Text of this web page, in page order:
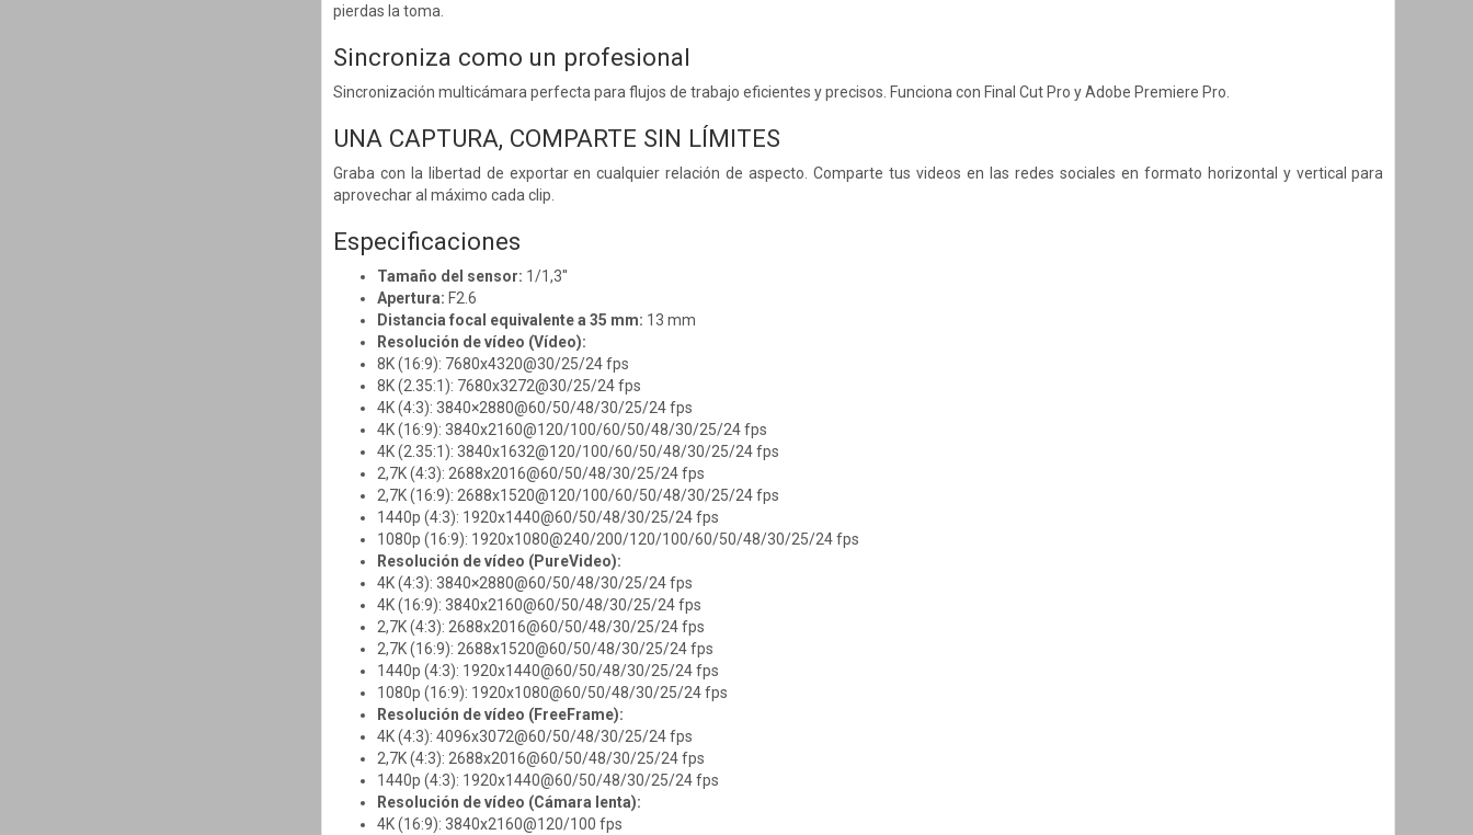
pierdas la toma.
Sincroniza como un profesional
Sincronización multicámara perfecta para flujos de trabajo eficientes y precisos. Funciona con Final Cut Pro y Adobe Premiere Pro.
UNA CAPTURA, COMPARTE SIN LÍMITES
Graba con la libertad de exportar en cualquier relación de aspecto. Comparte tus videos en las redes sociales en formato horizontal y vertical para
aprovechar al máximo cada clip.
Especificaciones
Tamaño del sensor: 1/1,3''
Apertura: F2.6
Distancia focal equivalente a 35 mm: 13 mm
Resolución de vídeo (Vídeo):
8K (16:9): 7680x4320@30/25/24 fps
8K (2.35:1): 7680x3272@30/25/24 fps
4K (4:3): 3840×2880@60/50/48/30/25/24 fps
4K (16:9): 3840x2160@120/100/60/50/48/30/25/24 fps
4K (2.35:1): 3840x1632@120/100/60/50/48/30/25/24 fps
2,7K (4:3): 2688x2016@60/50/48/30/25/24 fps
2,7K (16:9): 2688x1520@120/100/60/50/48/30/25/24 fps
1440p (4:3): 1920x1440@60/50/48/30/25/24 fps
1080p (16:9): 1920x1080@240/200/120/100/60/50/48/30/25/24 fps
Resolución de vídeo (PureVideo):
4K (4:3): 3840×2880@60/50/48/30/25/24 fps
4K (16:9): 3840x2160@60/50/48/30/25/24 fps
2,7K (4:3): 2688x2016@60/50/48/30/25/24 fps
2,7K (16:9): 2688x1520@60/50/48/30/25/24 fps
1440p (4:3): 1920x1440@60/50/48/30/25/24 fps
1080p (16:9): 1920x1080@60/50/48/30/25/24 fps
Resolución de vídeo (FreeFrame):
4K (4:3): 4096x3072@60/50/48/30/25/24 fps
2,7K (4:3): 2688x2016@60/50/48/30/25/24 fps
1440p (4:3): 1920x1440@60/50/48/30/25/24 fps
Resolución de vídeo (Cámara lenta):
4K (16:9): 3840x2160@120/100 fps